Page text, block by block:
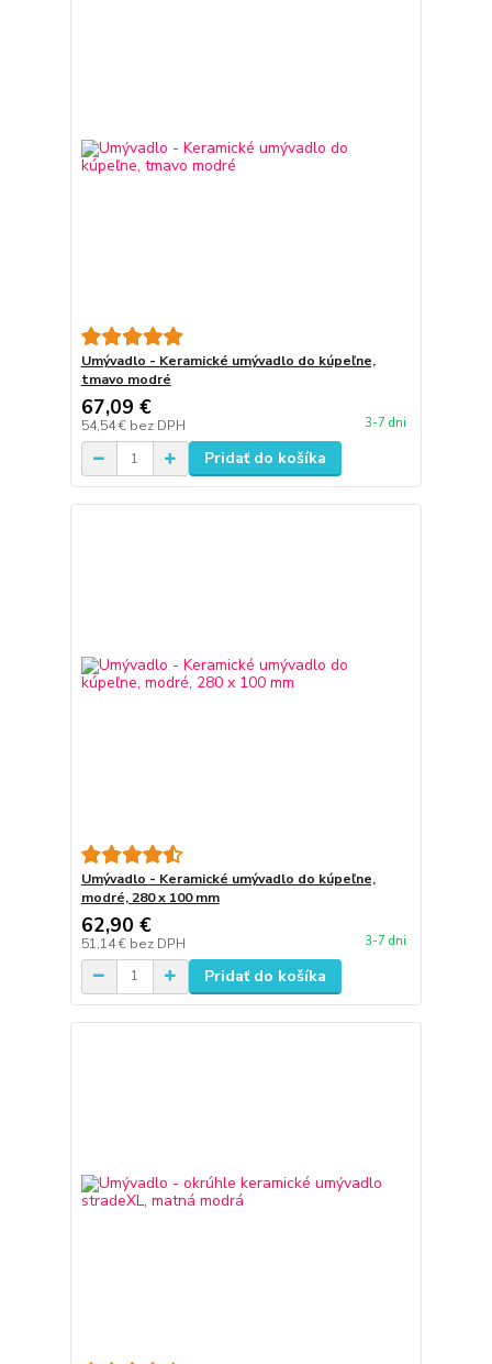
Umývadlo - Keramické umývadlo do kúpeľne,
tmavo modré
67,09 €
54,54 € bez DPH 3-7 dni
Pridať do košíka
Umývadlo - Keramické umývadlo do kúpeľne,
modré, 280 x 100 mm
62,90 €
51,14 € bez DPH 3-7 dni
Pridať do košíka